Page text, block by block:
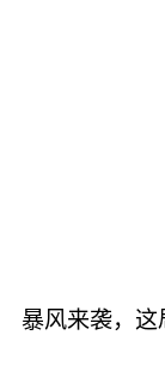
暴风来袭，